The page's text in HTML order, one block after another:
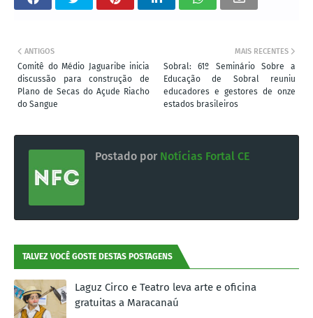
MAIS RECENTES
Sobral: 61º Seminário Sobre a
Educação de Sobral reuniu
educadores e gestores de onze
estados brasileiros
ANTIGOS
Comitê do Médio Jaguaribe inicia
discussão para construção de
Plano de Secas do Açude Riacho
do Sangue
Postado por Notícias Fortal CE
TALVEZ VOCÊ GOSTE DESTAS POSTAGENS
Laguz Circo e Teatro leva arte e oficina
gratuitas a Maracanaú